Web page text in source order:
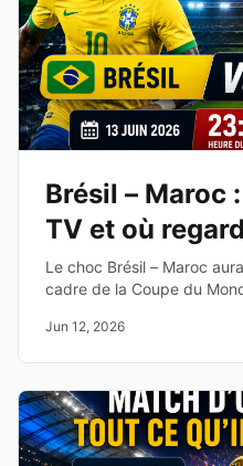
Brésil – Maroc
TV et où
la Coupe du
Le choc Brésil – Maroc
cadre de la Coupe du
de cette affiche du Groupe
Jun 12, 2026